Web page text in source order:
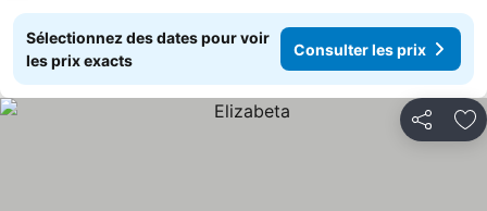
Sélectionnez des dates pour voir
les prix exacts
Consulter les prix
Partager